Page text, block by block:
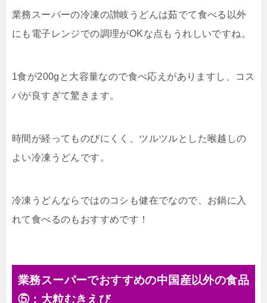
業務スーパーの冷凍の讃岐うどんは茹でて食べる以外
にも電子レンジでの調理がOKな点もうれしいですね。
1食が200gと大容量なので食べ応えがありますし、コス
パが良すぎて驚きます。
時間が経ってものびにくく、ツルツルとした喉越しの
よい冷凍うどんです。
冷凍うどんならではのコシも健在でなので、お鍋に入
れて食べるのもおすすめです！
業務スーパーでおすすめの中国産以外の食品
⑤：大粒むきえび